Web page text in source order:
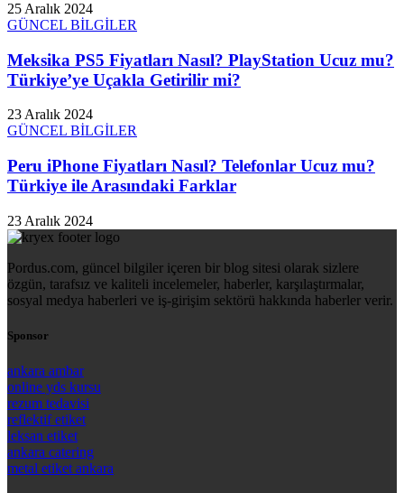
25 Aralık 2024
GÜNCEL BİLGİLER
Meksika PS5 Fiyatları Nasıl? PlayStation Ucuz mu?
Türkiye’ye Uçakla Getirilir mi?
23 Aralık 2024
GÜNCEL BİLGİLER
Peru iPhone Fiyatları Nasıl? Telefonlar Ucuz mu?
Türkiye ile Arasındaki Farklar
23 Aralık 2024
Pordus.com, güncel bilgiler içeren bir blog sitesi olarak sizlere
özgün, tarafsız ve kaliteli incelemeler, haberler, karşılaştırmalar,
sosyal medya haberleri ve iş-girişim sektörü hakkında haberler verir.
Sponsor
ankara ambar
online yds kursu
rezum tedavisi
reflektif etiket
leksan etiket
ankara catering
metal etiket ankara